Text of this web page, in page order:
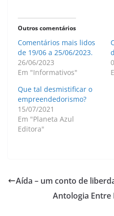
Outros comentários
Comentários mais lidos
de 19/06 a 25/06/2023.
26/06/2023
Em "Informativos"
Que tal desmistificar o
empreendedorismo?
15/07/2021
Em "Planeta Azul
Editora"
Aída – um conto de
Antologia Entre